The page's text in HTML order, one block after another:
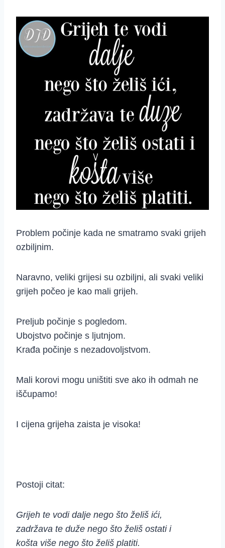
Problem počinje kada ne smatramo svaki grijeh
ozbiljnim.
Naravno, veliki grijesi su ozbiljni, ali svaki veliki
grijeh počeo je kao mali grijeh.
Preljub počinje s pogledom.
Ubojstvo počinje s ljutnjom.
Krađa počinje s nezadovoljstvom.
Mali korovi mogu uništiti sve ako ih odmah ne
iščupamo!
I cijena grijeha zaista je visoka!
Postoji citat:
Grijeh te vodi dalje nego što želiš ići,
zadržava te duže nego što želiš ostati i
košta više nego što želiš platiti.